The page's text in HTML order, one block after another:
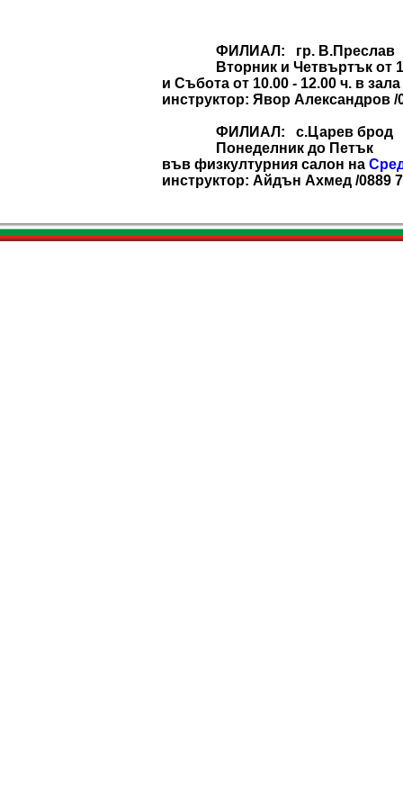
ФИЛИАЛ: гр. В.Преслав
Вторник и Четвъртък от
и Събота от 10.00 - 12.00 ч. в
инструктор: Явор Александров /
ФИЛИАЛ: с.Царев брод
Понеделник до Петък
във физкултурния салон на
инструктор: Айдън Ахмед /0889